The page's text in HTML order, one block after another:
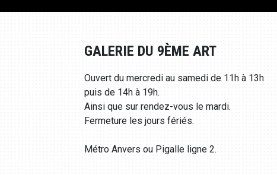
GALERIE DU 9ÈME ART
Ouvert du mercredi au samedi de 11h à 13h
puis de 14h à 19h.
Ainsi que sur rendez-vous le mardi.
Fermeture les jours fériés.
Métro Anvers ou Pigalle ligne 2.